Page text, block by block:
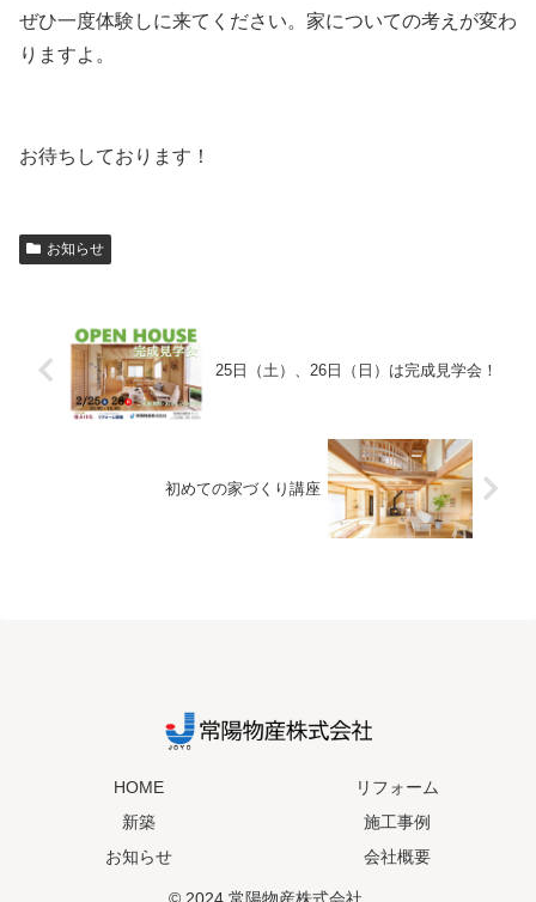
ぜひ一度体験しに来てください。家についての考えが変わ
りますよ。
お待ちしております！
お知らせ
25日（土）、26日（日）は完成見学会！
初めての家づくり講座
HOME
リフォーム
新築
施工事例
お知らせ
会社概要